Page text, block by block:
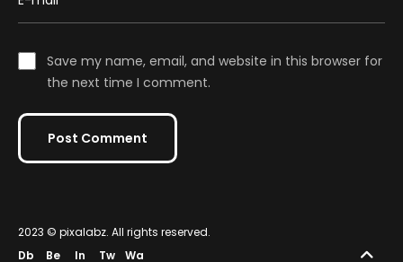
Save my name, email, and website in this browser for
the next time I comment.
2023 © pixalabz. All rights reserved.
Db
Be In Tw Wa